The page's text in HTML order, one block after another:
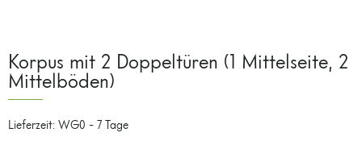
Korpus mit 2 Doppeltüren (1 Mittelseite, 2
Mittelböden)
Lieferzeit: WG0 - 7 Tage